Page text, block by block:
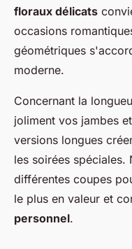
floraux délicats
occasions
géométriques
moderne.
Concernant la
joliment vos jambes
versions longues
les soirées spéciales.
différentes coupes
le plus en valeur et
personnel.